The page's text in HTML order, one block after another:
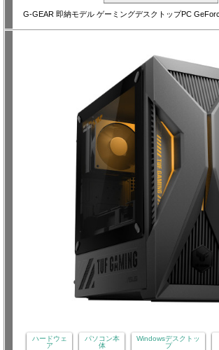
G-GEAR 即納モデル ゲーミングデスクトップPC
ハードウェ
ア
パソコン本
体
Windowsデスクトッ
プ